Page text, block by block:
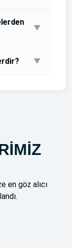
▼
▼
en göz alıcı